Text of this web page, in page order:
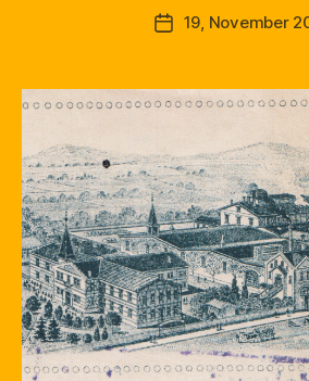
Beitragsdatum
19, November